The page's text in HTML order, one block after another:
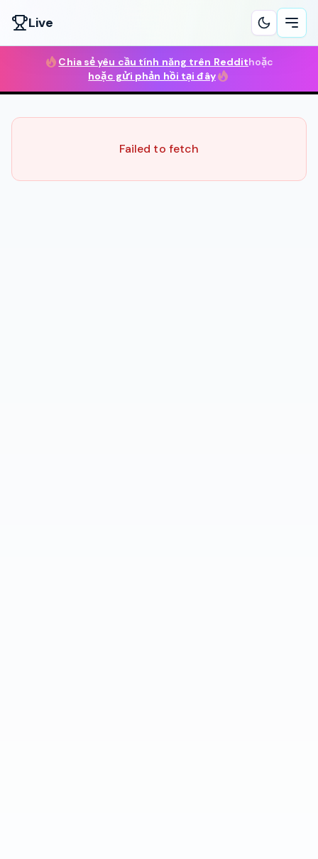
Live
Chia sẻ yêu cầu tính năng trên Reddithoặc
hoặc gửi phản hồi tại đây
Failed to fetch